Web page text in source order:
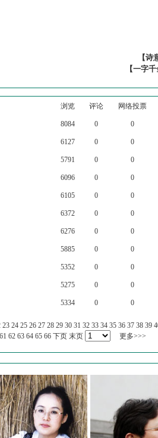
【
【一字
浏览 评论 网络投票
8084 0 0
6127 0 0
5791 0 0
6096 0 0
6105 0 0
6372 0 0
6276 0 0
5885 0 0
5352 0 0
5275 0 0
5334 0 0
23 24 25 26 27 28 29 30 31 32 33 34 35 36 37 38 39
61 62 63 64 65 66 下页 末页 更多>>>